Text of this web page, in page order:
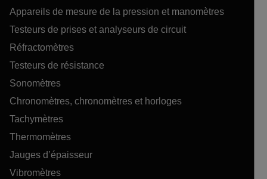
Appareils de mesure de la pression et manomètres
Testeurs de prises et analyseurs de circuit
Réfractomètres
Testeurs de résistance
Sonomètres
Chronomètres, chronomètres et horloges
Tachymètres
Thermomètres
Jauges d’épaisseur
Vibromètres